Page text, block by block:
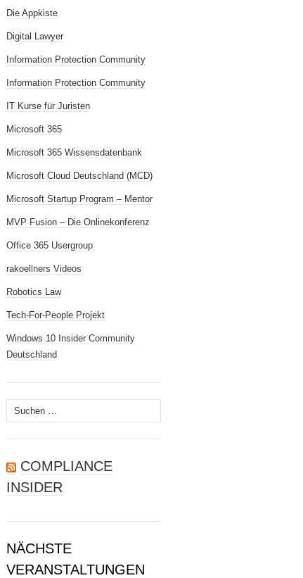
Die Appkiste
Digital Lawyer
Information Protection Community
Information Protection Community
IT Kurse für Juristen
Microsoft 365
Microsoft 365 Wissensdatenbank
Microsoft Cloud Deutschland (MCD)
Microsoft Startup Program – Mentor
MVP Fusion – Die Onlinekonferenz
Office 365 Usergroup
rakoellners Videos
Robotics Law
Tech-For-People Projekt
Windows 10 Insider Community
Deutschland
Suchen
nach:
COMPLIANCE
INSIDER
NÄCHSTE
VERANSTALTUNGEN